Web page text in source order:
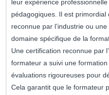
leur expérience
pédagogiques. Il est primordial
reconnue par l’industrie ou
domaine spécifique de la
Une certification reconnue par
formateur a suivi une
évaluations rigoureuses pour
Cela garantit que le formateur